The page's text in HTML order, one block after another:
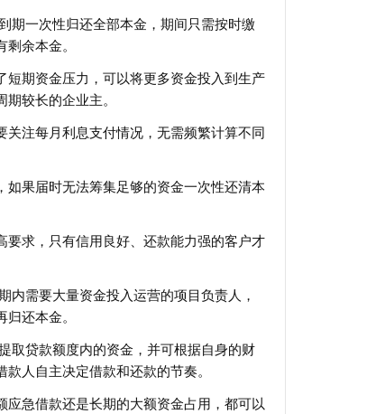
期一次性归还全部本金，期间只需按时缴
余本金。
期资金压力，可以将更多资金投入到生产
较长的企业主。
注每月利息支付情况，无需频繁计算不同
果届时无法筹集足够的资金一次性还清本
求，只有信用良好、还款能力强的客户才
内需要大量资金投入运营的项目负责人，
还本金。
取贷款额度内的资金，并可根据自身的财
人自主决定借款和还款的节奏。
急借款还是长期的大额资金占用，都可以